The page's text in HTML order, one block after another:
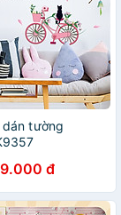
dán tường
đ